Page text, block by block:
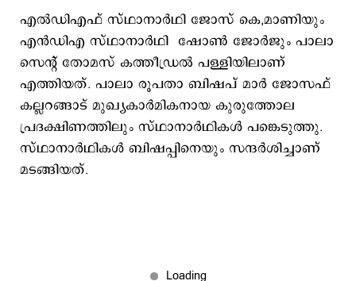
എൽഡിഎഫ് സ്ഥാനാർഥി ജോസ് കെ,മാണിയും
എൻഡിഎ സ്ഥാനാർഥി ഷോൺ ജോർജും പാലാ
സെന്‍റ് തോമസ് കത്തീഡ്രൽ പള്ളിയിലാണ്
എത്തിയത്. പാലാ രൂപതാ ബിഷപ് മാര്‍ ജോസഫ്
കല്ലറങ്ങാട് മുഖ്യകാര്‍മികനായ കുരുത്തോല
പ്രദക്ഷിണത്തിലും സ്ഥാനാര്‍ഥികള്‍ പങ്കെടുത്തു.
സ്ഥാനാര്‍ഥികള്‍ ബിഷപ്പിനെയും സന്ദര്‍ശിച്ചാണ്
മടങ്ങിയത്.